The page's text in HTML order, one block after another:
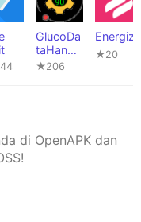
GlucoDa
taHandle
r★206
Energize
★20
di OpenAPK dan